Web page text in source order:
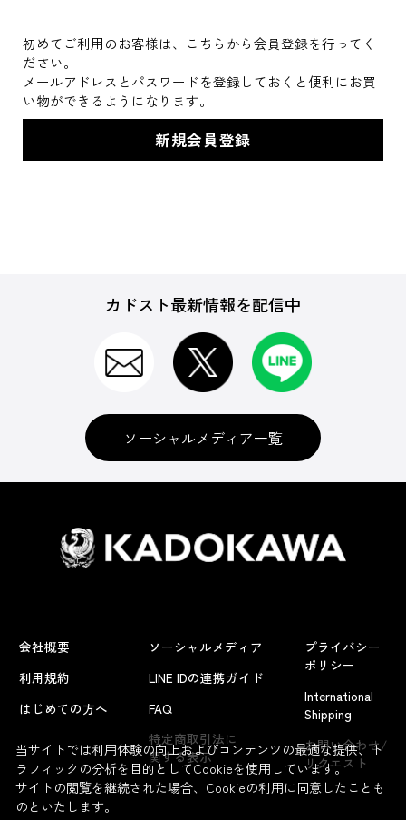
初めてご利用のお客様は、こちらから会員登録を行ってく
ださい。
メールアドレスとパスワードを登録しておくと便利にお買
い物ができるようになります。
カドスト最新情報を配信中
ソーシャルメディア一覧
会社概要
利用規約
はじめての方へ
ソーシャルメディア
LINE IDの連携ガイド
FAQ
特定商取引法に
関する表示
プライバシー
ポリシー
International
Shipping
お問い合わせ/
リクエスト
当サイトでは利用体験の向上およびコンテンツの最適な提供、ト
ラフィックの分析を目的としてCookieを使用しています。
サイトの閲覧を継続された場合、Cookieの利用に同意したことも
のといたします。